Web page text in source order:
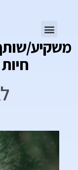
משקיע/
חיות 5,000,000 ש”ח